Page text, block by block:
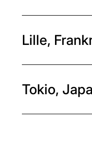
Lille,
Tokio,